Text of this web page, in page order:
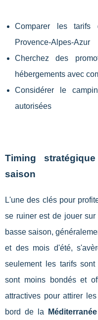
Comparer les tarifs
Provence-Alpes-Azur
Cherchez des
hébergements avec
Considérer le
autorisées
Timing
saison
L'une des clés pour
se ruiner est de jouer
basse saison,
et des mois d'été,
seulement les tarifs
sont moins bondés et
attractives pour attirer
bord de la
Méditerranée